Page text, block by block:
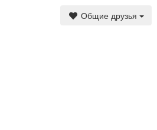
Общие друзья